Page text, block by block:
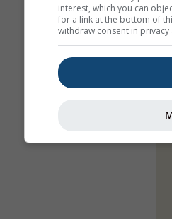
interest, which you can
for a link at the bottom of
withdraw consent in